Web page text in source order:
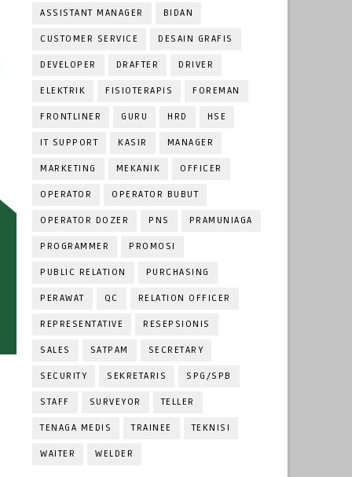
ASSISTANT MANAGER BIDAN
CUSTOMER SERVICE DESAIN GRAFIS
DEVELOPER DRAFTER DRIVER
ELEKTRIK FISIOTERAPIS FOREMAN
FRONTLINER GURU HRD HSE
IT SUPPORT KASIR MANAGER
MARKETING MEKANIK OFFICER
OPERATOR OPERATOR BUBUT
OPERATOR DOZER PNS PRAMUNIAGA
PROGRAMMER PROMOSI
PUBLIC RELATION PURCHASING
PERAWAT QC RELATION OFFICER
REPRESENTATIVE RESEPSIONIS
SALES SATPAM SECRETARY
SECURITY SEKRETARIS SPG/SPB
STAFF SURVEYOR TELLER
TENAGA MEDIS TRAINEE TEKNISI
WAITER WELDER